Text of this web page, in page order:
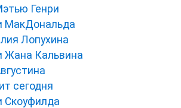
Генри
МакДональда
Лопухина
Жана Кальвина
сегодня
Скоуфилда